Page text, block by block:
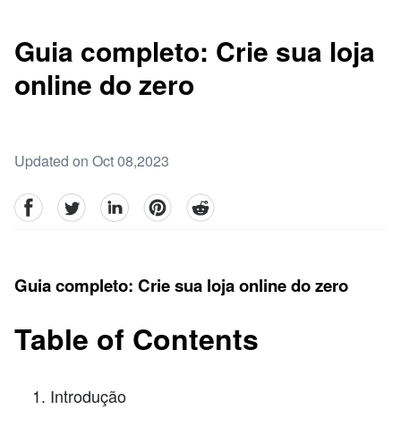
Guia completo: Crie sua loja
online do zero
Updated on Oct 08,2023
facebookTwitter linkedinpinterestreddit
Guia completo: Crie sua loja online do zero
Table of Contents
Introdução